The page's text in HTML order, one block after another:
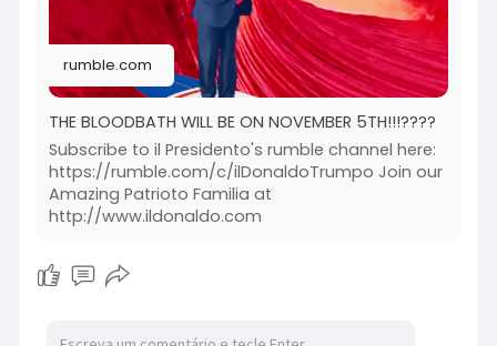
rumble.com
THE BLOODBATH WILL BE ON NOVEMBER 5TH!!!????
Subscribe to il Presidento's rumble channel here:
https://rumble.com/c/ilDonaldoTrumpo Join our
Amazing Patrioto Familia at
http://www.ildonaldo.com